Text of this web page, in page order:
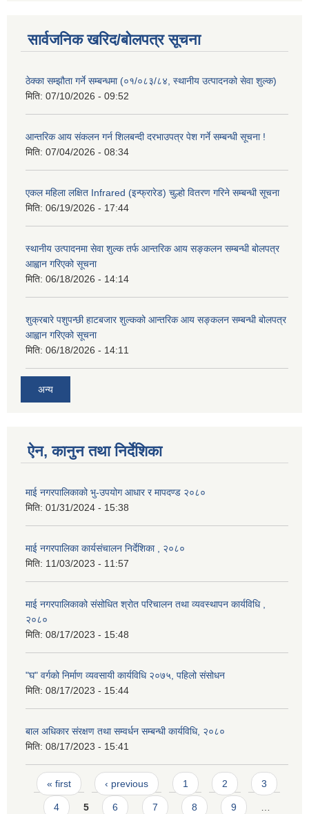
सार्वजनिक खरिद/बोलपत्र सूचना
ठेक्का सम्झौता गर्ने सम्बन्धमा (०१/०८३/८४, स्थानीय उत्पादनको सेवा शुल्क)
मिति: 07/10/2026 - 09:52
आन्तरिक आय संकलन गर्न शिलबन्दी दरभाउपत्र पेश गर्ने सम्बन्धी सूचना !
मिति: 07/04/2026 - 08:34
एकल महिला लक्षित Infrared (इन्फ्रारेड) चुल्हो वितरण गरिने सम्बन्धी सूचना
मिति: 06/19/2026 - 17:44
स्थानीय उत्पादनमा सेवा शुल्क तर्फ आन्तरिक आय सङ्कलन सम्बन्धी बोलपत्र
आह्वान गरिएको सूचना
मिति: 06/18/2026 - 14:14
शुक्रबारे पशुपन्छी हाटबजार शुल्कको आन्तरिक आय सङ्कलन सम्बन्धी बोलपत्र
आह्वान गरिएको सूचना
मिति: 06/18/2026 - 14:11
अन्य
ऐन, कानुन तथा निर्देशिका
माई नगरपालिकाको भु-उपयोग आधार र मापदण्ड २०८०
मिति: 01/31/2024 - 15:38
माई नगरपालिका कार्यसंचालन निर्देशिका , २०८०
मिति: 11/03/2023 - 11:57
माई नगरपालिकाको संसोधित श्रोत परिचालन तथा व्यवस्थापन कार्यविधि ,
२०८०
मिति: 08/17/2023 - 15:48
"घ" वर्गको निर्माण व्यवसायी कार्यविधि २०७५, पहिलो संसोधन
मिति: 08/17/2023 - 15:44
बाल अधिकार संरक्षण तथा सम्वर्धन सम्बन्धी कार्यविधि, २०८०
मिति: 08/17/2023 - 15:41
Pages
« first ‹ previous 1 2 3
4 5 6 7 8 9 …